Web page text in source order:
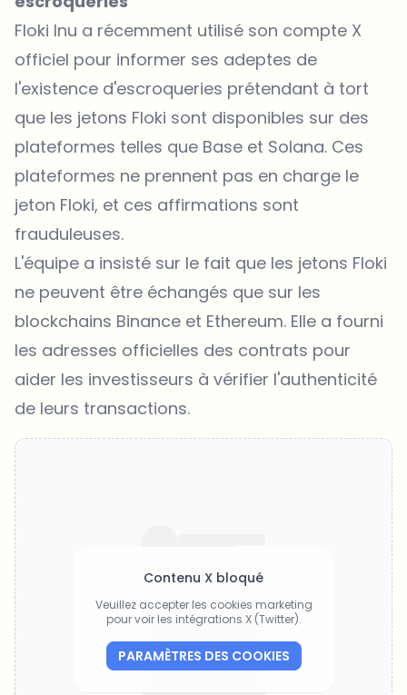
Floki Inu a récemment utilisé son compte X
officiel pour informer ses adeptes de
l'existence d'escroqueries prétendant à tort
que les jetons Floki sont disponibles sur des
plateformes telles que Base et Solana. Ces
plateformes ne prennent pas en charge le
jeton Floki, et ces affirmations sont
frauduleuses.
L'équipe a insisté sur le fait que les jetons Floki
ne peuvent être échangés que sur les
blockchains Binance et Ethereum. Elle a fourni
les adresses officielles des contrats pour
aider les investisseurs à vérifier l'authenticité
de leurs transactions.
Contenu X bloqué
Veuillez accepter les cookies marketing
pour voir les intégrations X (Twitter).
PARAMÈTRES DES COOKIES